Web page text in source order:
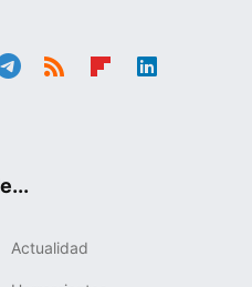
Actualidad